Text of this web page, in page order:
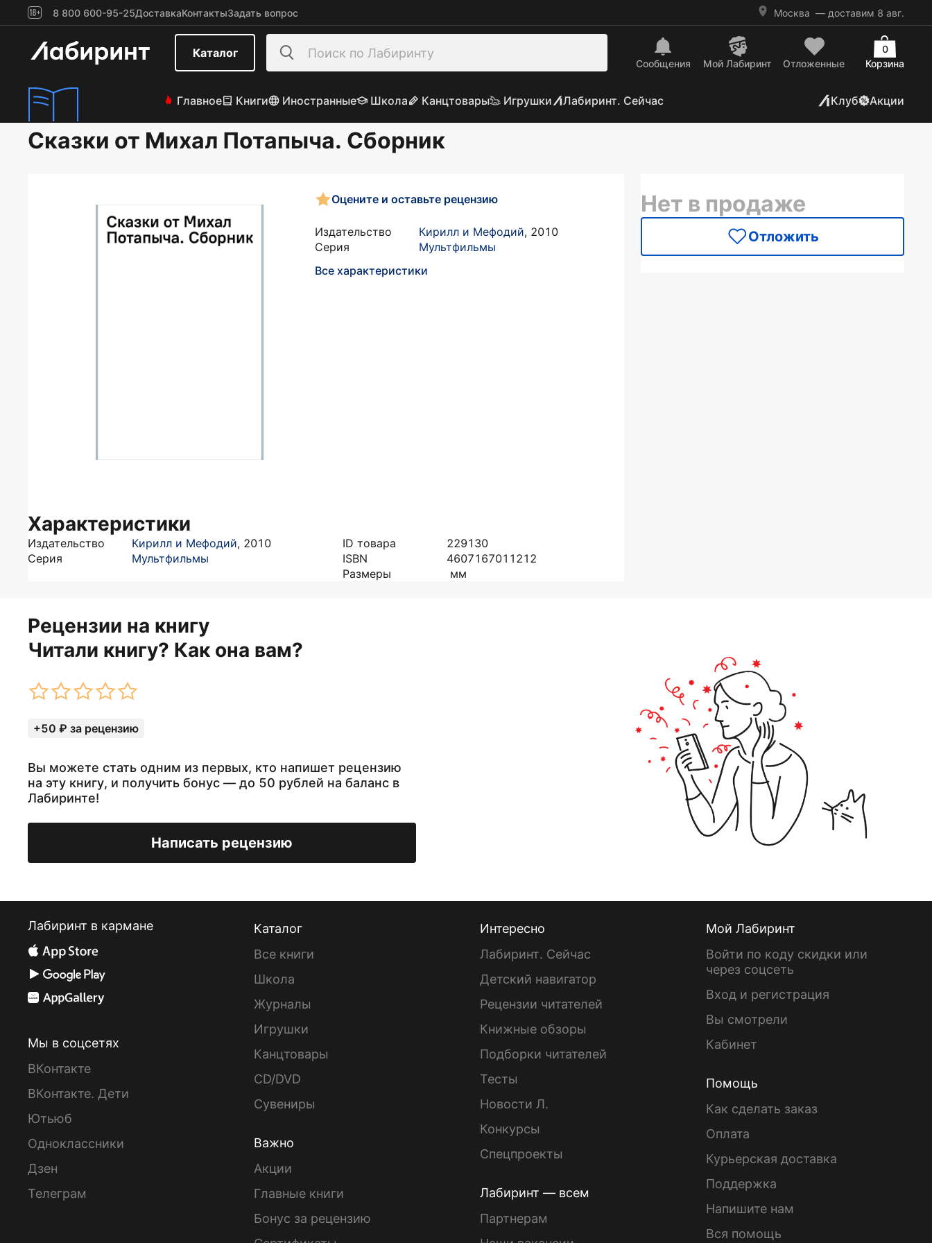
8 800 600-95-25ДоставкаКонтактыЗадать вопрос Москва — доставим 8 авг.
Каталог
Сообщения Mой Лабиринт Отложенные Корзина
0
Главное Книги Иностранные Школа Канцтовары Игрушки Лабиринт. Сейчас Клуб Акции
Сказки от Михал Потапыча. Сборник
Оцените и оставьте рецензию
Издательство Кирилл и Мефодий, 2010
Серия
Мультфильмы
Все характеристики
Характеристики
Издательство Кирилл и Мефодий, 2010
Серия
Мультфильмы
ID товара
229130
ISBN
4607167011212
Размеры
мм
Нет в продаже
Отложить
Рецензии на книгу
Читали книгу? Как она вам?
+50 ₽ за рецензию
Вы можете стать одним из первых, кто напишет рецензию
на эту книгу, и получить бонус — до 50 рублей на баланс в
Лабиринте!
Написать рецензию
Лабиринт в кармане
Мы в соцсетях
ВКонтакте
ВКонтакте. Дети
Ютьюб
Одноклассники
Дзен
Телеграм
Каталог
Все книги
Школа
Журналы
Игрушки
Канцтовары
CD/DVD
Сувениры
Важно
Акции
Главные книги
Бонус за рецензию
Интересно
Лабиринт. Сейчас
Детский навигатор
Рецензии читателей
Книжные обзоры
Подборки читателей
Тесты
Новости Л.
Конкурсы
Спецпроекты
Лабиринт — всем
Партнерам
Мой Лабиринт
Войти по коду скидки или
через соцсеть
Вход и регистрация
Вы смотрели
Кабинет
Помощь
Как сделать заказ
Оплата
Курьерская доставка
Поддержка
Напишите нам
Вся помощь